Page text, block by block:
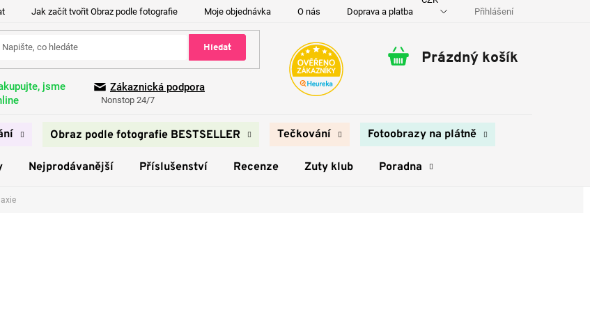
Jak začít tvořit Obraz podle fotografie Moje objednávka O nás Doprava a platba Kontakty Přihlášení
Hledat
jsme
Zákaznická podpora
Nonstop 24/7
Nákupní
Prázdný košík
Obraz podle fotografie BESTSELLER Tečkování Fotoobrazy na plátně
Nejprodávanější Příslušenství Recenze Zuty klub Poradna